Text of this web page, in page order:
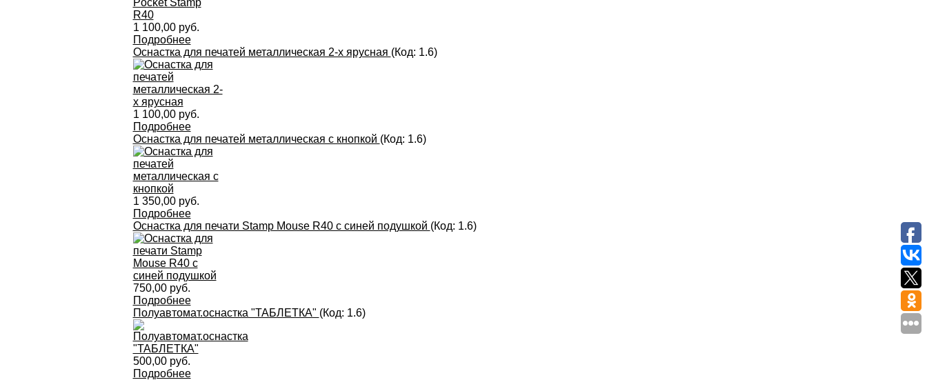
1 100,00 руб.
Подробнее
Оснастка для печатей металлическая 2-х ярусная (Код: 1.6)
1 100,00 руб.
Подробнее
Оснастка для печатей металлическая с кнопкой (Код: 1.6)
1 350,00 руб.
Подробнее
Оснастка для печати Stamp Mouse R40 с синей подушкой (Код: 1.6)
750,00 руб.
Подробнее
Полуавтомат.оснастка "ТАБЛЕТКА" (Код: 1.6)
500,00 руб.
Подробнее